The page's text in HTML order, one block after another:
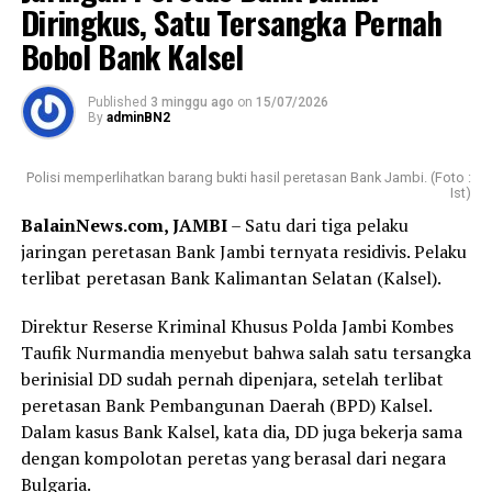
Diringkus, Satu Tersangka Pernah
Bobol Bank Kalsel
Published 3 minggu ago on 15/07/2026
By adminBN2
Polisi memperlihatkan barang bukti hasil peretasan Bank Jambi. (Foto :
Ist)
BalainNews.com, JAMBI– Satu dari tiga pelaku
jaringan peretasan Bank Jambi ternyata residivis. Pelaku
terlibat peretasan Bank Kalimantan Selatan (Kalsel).
Direktur Reserse Kriminal Khusus Polda Jambi Kombes
Taufik Nurmandia menyebut bahwa salah satu tersangka
berinisial DD sudah pernah dipenjara, setelah terlibat
peretasan Bank Pembangunan Daerah (BPD) Kalsel.
Dalam kasus Bank Kalsel, kata dia, DD juga bekerja sama
dengan kompolotan peretas yang berasal dari negara
Bulgaria.